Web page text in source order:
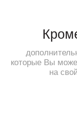
которые Вы
на